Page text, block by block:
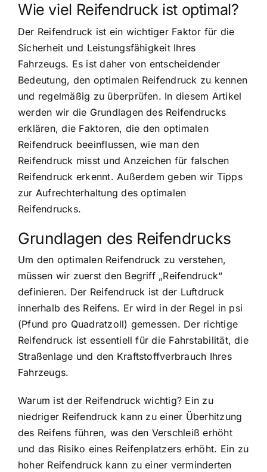
Wie viel Reifendruck ist optimal?
Der Reifendruck ist ein wichtiger Faktor für die
Sicherheit und Leistungsfähigkeit Ihres
Fahrzeugs. Es ist daher von entscheidender
Bedeutung, den optimalen Reifendruck zu kennen
und regelmäßig zu überprüfen. In diesem Artikel
werden wir die Grundlagen des Reifendrucks
erklären, die Faktoren, die den optimalen
Reifendruck beeinflussen, wie man den
Reifendruck misst und Anzeichen für falschen
Reifendruck erkennt. Außerdem geben wir Tipps
zur Aufrechterhaltung des optimalen
Reifendrucks.
Grundlagen des Reifendrucks
Um den optimalen Reifendruck zu verstehen,
müssen wir zuerst den Begriff „Reifendruck“
definieren. Der Reifendruck ist der Luftdruck
innerhalb des Reifens. Er wird in der Regel in psi
(Pfund pro Quadratzoll) gemessen. Der richtige
Reifendruck ist essentiell für die Fahrstabilität, die
Straßenlage und den Kraftstoffverbrauch Ihres
Fahrzeugs.
Warum ist der Reifendruck wichtig? Ein zu
niedriger Reifendruck kann zu einer Überhitzung
des Reifens führen, was den Verschleiß erhöht
und das Risiko eines Reifenplatzers erhöht. Ein zu
hoher Reifendruck kann zu einer verminderten